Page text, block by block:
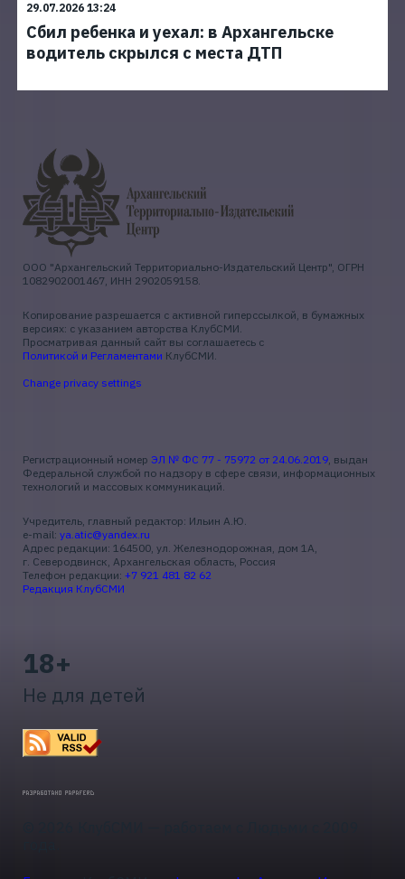
29.07.2026 13:24
Сбил ребенка и уехал: в Архангельске
водитель скрылся с места ДТП
ООО "Архангельский Территориально-Издательский Центр", ОГРН
1082902001467, ИНН 2902059158.
Копирование разрешается с активной гиперссылкой, в бумажных
версиях: с указанием авторства КлубСМИ.
Просматривая данный сайт вы соглашаетесь с
Политикой и Регламентами КлубСМИ.
Change privacy settings
Регистрационный номер ЭЛ № ФС 77 - 75972 от 24.06.2019, выдан
Федеральной службой по надзору в сфере связи, информационных
технологий и массовых коммуникаций.
Учредитель, главный редактор: Ильин А.Ю.
e-mail: ya.atic@yandex.ru
Адрес редакции: 164500, ул. Железнодорожная, дом 1А,
г. Северодвинск, Архангельская область, Россия
Телефон редакции: +7 921 481 82 62
Редакция КлубСМИ
18+
Не для детей